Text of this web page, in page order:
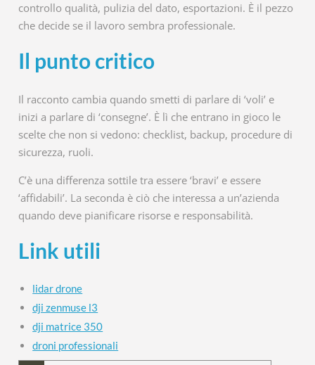
controllo qualità, pulizia del dato, esportazioni. È il pezzo
che decide se il lavoro sembra professionale.
Il punto critico
Il racconto cambia quando smetti di parlare di ‘voli’ e
inizi a parlare di ‘consegne’. È lì che entrano in gioco le
scelte che non si vedono: checklist, backup, procedure di
sicurezza, ruoli.
C’è una differenza sottile tra essere ‘bravi’ e essere
‘affidabili’. La seconda è ciò che interessa a un’azienda
quando deve pianificare risorse e responsabilità.
Link utili
lidar drone
dji zenmuse l3
dji matrice 350
droni professionali